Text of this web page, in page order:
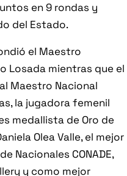
en 9 rondas y
del Estado.
el Maestro
Losada mientras que el
Maestro Nacional
la jugadora femenil
medallista de Oro de
Olea Valle, el mejor
Nacionales CONADE,
y como mejor